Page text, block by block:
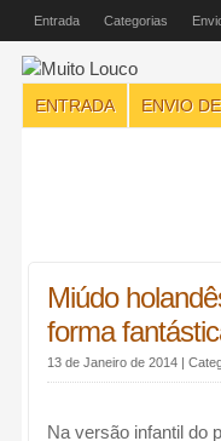
Entrada Categorias
ENTRADA ENVIO
Miúdo
forma
13 de Janeiro de 2014 |
Na versão infantil do